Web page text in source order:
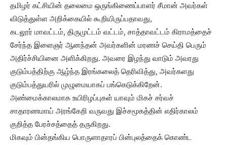
தமிழர் கட்சியின் தலைமை ஒருங்கிணைப்பாளர் சீமான் அவர்கள்
விடுத்துள்ள அறிக்கையில் கூறியிருப்பதாவது,
கடலூர் மாவட்டம், திருமுட்டம் வட்டம், சாத்தாவட்டம் கிராமத்தைச்
சேர்ந்த இளைஞர் ஆனந்தன் அவர்களின் மரணச் செய்தி பெரும்
அதிர்ச்சியினை அளிக்கிறது. அவரை இழந்து வாடும் அவரது
குடும்பத்திற்கு ஆழ்ந்த இரங்கலைத் தெரிவித்து, அவர்களது
குடும்பத்துயரில் முழுமையாகப் பங்கெடுக்கிறேன்.
அண்மைக்காலமாக உயிரிழப்புகள் யாவும் மிகச் சர்வச்
சாதாரணமாய் அரங்கேறி வருவது இச்சமூகத்தின் எதிர்காலம்
குறித்த பேரச்சத்தைத் தருகிறது.
மிகவும் பின்தங்கிய பொருளாதாரப் பின்புலத்தைக் கொண்ட